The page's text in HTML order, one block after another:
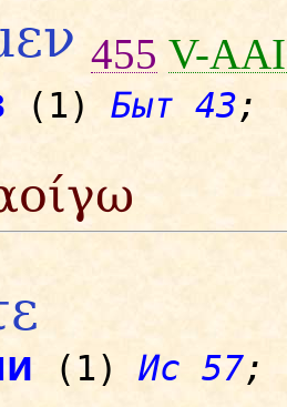
455 V-
(1) Быт 43;
(1) Ис 57;